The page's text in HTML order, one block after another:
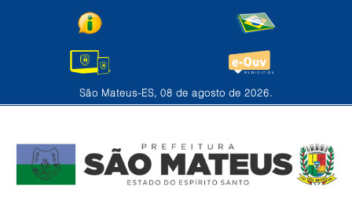
São Mateus-ES, 08 de agosto de 2026.